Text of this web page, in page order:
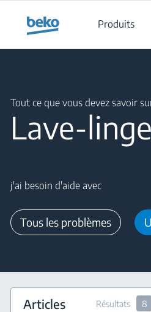
Produits
Tout ce que vous devez savoir
Lave-linge
j'ai besoin d'aide avec
Tous les problèmes
Articles Résultats 8